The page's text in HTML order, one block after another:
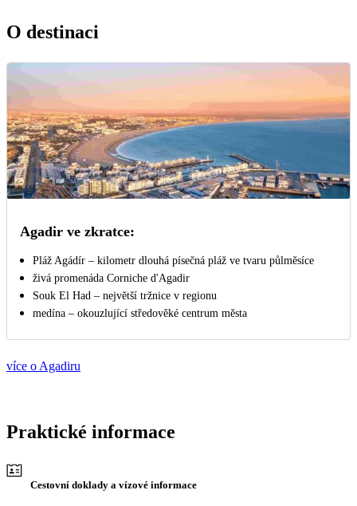
O destinaci
Agadir ve zkratce:
Pláž Agádír – kilometr dlouhá písečná pláž ve tvaru půlměsíce
živá promenáda Corniche d'Agadir
Souk El Had – největší tržnice v regionu
medína – okouzlující středověké centrum města
více o Agadiru
Praktické informace
Cestovní doklady a vízové informace